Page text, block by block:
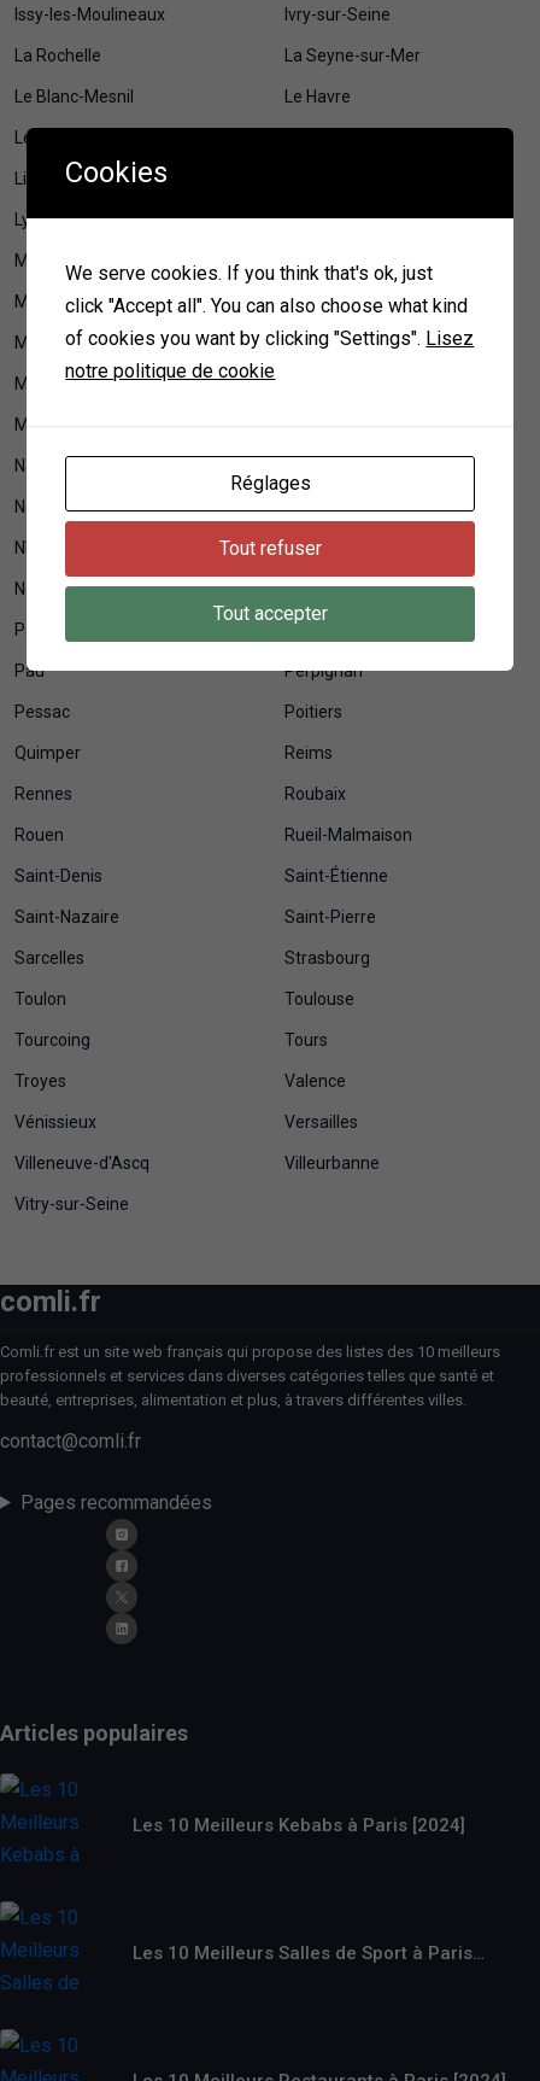
Issy-les-Moulineaux Ivry-sur-Seine
La Rochelle La Seyne-sur-Mer
Le Blanc-Mesnil Le Havre
Le Mans
Lille
Lyon Maison et jardin
Maisons-Alfort
Marseille Mérignac
Metz Montauban
Montpellier
Mulhouse Nancy
Nanterre
Neuilly-sur-Seine Nice
Nîmes Niort
Noisy-le-Grand Orléans
Pantin Paris
Pau Perpignan
Pessac Poitiers
Quimper Reims
Rennes Roubaix
Rouen Rueil-Malmaison
Saint-Denis Saint-Étienne
Saint-Nazaire Saint-Pierre
Sarcelles Strasbourg
Toulon Toulouse
Tourcoing Tours
Troyes Valence
Vénissieux Versailles
Villeneuve-d'Ascq Villeurbanne
Vitry-sur-Seine
comli.fr
Comli.fr est un site web français qui propose des listes des 10 meilleurs
professionnels et services dans diverses catégories telles que santé et
beauté, entreprises, alimentation et plus, à travers différentes villes.
contact@comli.fr
Pages recommandées
Articles populaires
Les 10 Meilleurs Kebabs à Paris [2024]
Les 10 Meilleurs Salles de Sport à Paris…
Cookies
We serve cookies. If you think that's ok, just
click "Accept all". You can also choose what kind
of cookies you want by clicking "Settings". Lisez
notre politique de cookie
Réglages
Tout refuser
Tout accepter